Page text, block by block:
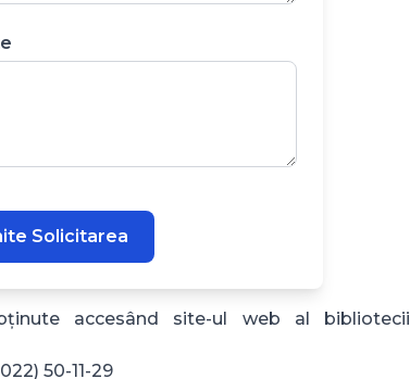
Solicitarea
accesând site-ul web al bibliotecii
50-11-29